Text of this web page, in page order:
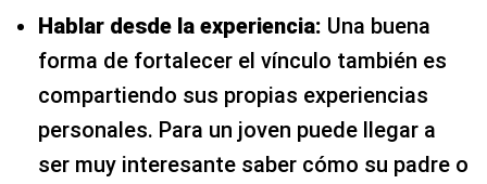
Hablar desde la experiencia: Una buena
forma de fortalecer el vínculo también es
compartiendo sus propias experiencias
personales. Para un joven puede llegar a
ser muy interesante saber cómo su padre o